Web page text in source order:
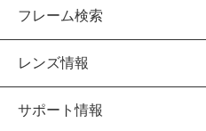
フレーム検索
レンズ情報
サポート情報